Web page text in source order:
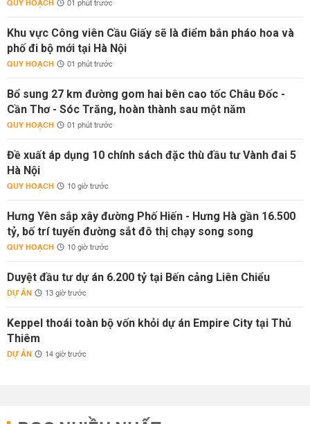
QUY HOẠCH 01 phút trước
Khu vực Công viên Cầu Giấy sẽ là điểm bắn pháo hoa và
phố đi bộ mới tại Hà Nội
QUY HOẠCH 01 phút trước
Bổ sung 27 km đường gom hai bên cao tốc Châu Đốc -
Cần Thơ - Sóc Trăng, hoàn thành sau một năm
QUY HOẠCH 01 phút trước
Đề xuất áp dụng 10 chính sách đặc thù đầu tư Vành đai 5
Hà Nội
QUY HOẠCH 10 giờ trước
Hưng Yên sắp xây đường Phố Hiến - Hưng Hà gần 16.500
tỷ, bố trí tuyến đường sắt đô thị chạy song song
QUY HOẠCH 10 giờ trước
Duyệt đầu tư dự án 6.200 tỷ tại Bến cảng Liên Chiểu
DỰ ÁN 13 giờ trước
Keppel thoái toàn bộ vốn khỏi dự án Empire City tại Thủ
Thiêm
DỰ ÁN 14 giờ trước